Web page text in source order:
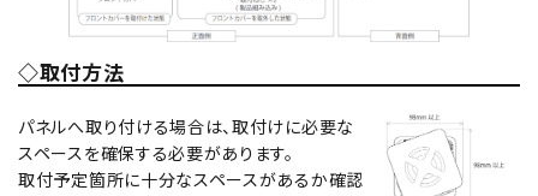
◇取付方法
パネルへ取り付ける場合は、取付けに必要な
スペースを確保する必要があります。
取付予定箇所に十分なスペースがあるか確認